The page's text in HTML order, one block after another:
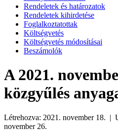
Rendeletek és határozatok
Rendeletek kihirdetése
Foglalkoztatottak
Költségvetés
Költségvetés módosításai
Beszámolók
A 2021.
közgyűlés
Létrehozva: 2021. november 18. |
november 26.